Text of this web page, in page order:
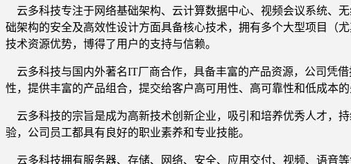
云多科技专注于网络基础架构、云计算数据中心、视频会议系统、
础架构的安全及高效性设计方面具备核心技术，拥有多个大型项目（
技术资源优势，博得了用户的支持与信赖。
云多科技与国内外著名IT厂商合作，具备丰富的产品资源，公司凭
性，提供丰富的产品组合，提交给客户高可用性、高可靠性和低成本的
云多科技的宗旨是成为高新技术创新企业，吸引和培养优秀人才，
验，公司员工都具有良好的职业素养和专业技能。
云多科技拥有服务器、存储、网络、安全、应用交付、视频、语音